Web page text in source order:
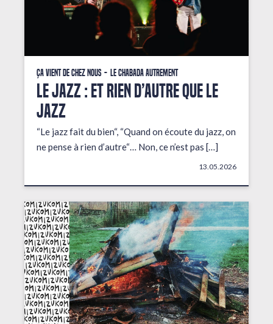
Ça vient de chez nous Le Chabada autrement
LE JAZZ : ET RIEN D’AUTRE QUE LE
JAZZ
“Le jazz fait du bien“, “Quand on écoute du jazz, on
ne pense à rien d’autre“… Non, ce n’est pas […]
13.05.2026